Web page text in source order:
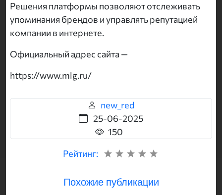
Решения платформы позволяют отслеживать
упоминания брендов и управлять репутацией
компании в интернете.
Официальный адрес сайта —
https://www.mlg.ru/
new_red
25-06-2025
150
Рейтинг:
Похожие публикации